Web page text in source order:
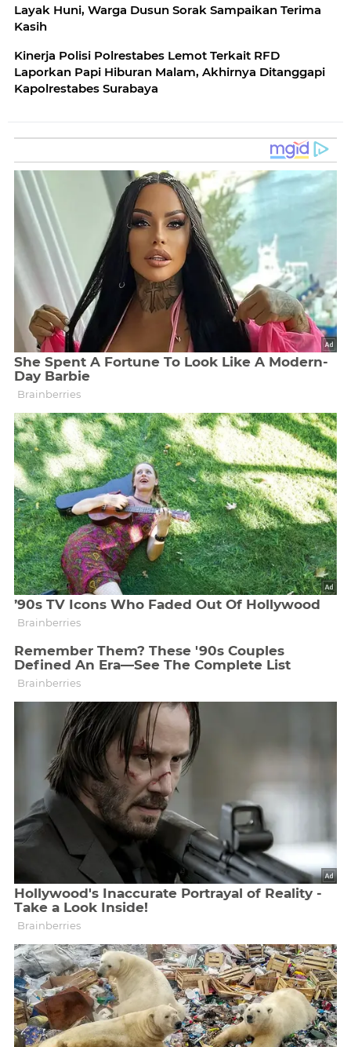
Layak Huni, Warga Dusun Sorak Sampaikan Terima
Kasih
Kinerja Polisi Polrestabes Lemot Terkait RFD
Laporkan Papi Hiburan Malam, Akhirnya Ditanggapi
Kapolrestabes Surabaya